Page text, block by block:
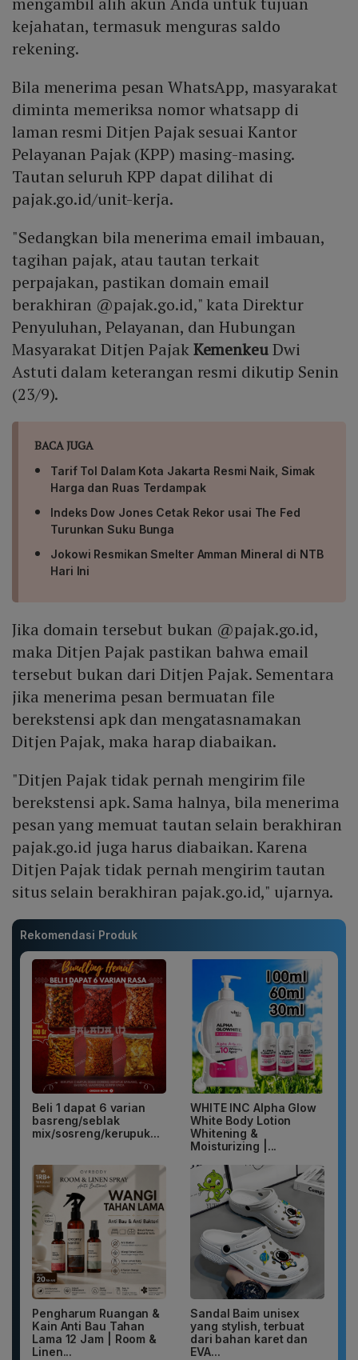
kejahatan, termasuk menguras saldo
rekening.
Bila menerima pesan WhatsApp, masyarakat
diminta memeriksa nomor whatsapp di
laman resmi Ditjen Pajak sesuai Kantor
Pelayanan Pajak (KPP) masing-masing.
Tautan seluruh KPP dapat dilihat di
pajak.go.id/unit-kerja.
"Sedangkan bila menerima email imbauan,
tagihan pajak, atau tautan terkait
perpajakan, pastikan domain email
berakhiran @pajak.go.id," kata Direktur
Penyuluhan, Pelayanan, dan Hubungan
Masyarakat Ditjen PajakKemenkeuDwi
Astuti dalam keterangan resmi dikutip Senin
(23/9).
BACA JUGA
Tarif Tol Dalam Kota Jakarta Resmi Naik, Simak
Harga dan Ruas Terdampak
Indeks Dow Jones Cetak Rekor usai The Fed
Turunkan Suku Bunga
Jokowi Resmikan Smelter Amman Mineral di NTB
Hari Ini
Jika domain tersebut bukan @pajak.go.id,
maka Ditjen Pajak pastikan bahwa email
tersebut bukan dari Ditjen Pajak. Sementara
jika menerima pesan bermuatan file
berekstensi apk dan mengatasnamakan
Ditjen Pajak, maka harap diabaikan.
"Ditjen Pajak tidak pernah mengirim file
berekstensi apk. Sama halnya, bila menerima
pesan yang memuat tautan selain berakhiran
pajak.go.id juga harus diabaikan. Karena
Ditjen Pajak tidak pernah mengirim tautan
situs selain berakhiran pajak.go.id," ujarnya.
Rekomendasi Produk
Beli 1 dapat 6 varian
basreng/seblak
mix/sosreng/kerupuk...
WHITE INC Alpha Glow
White Body Lotion
Whitening &
Moisturizing |...
Pengharum Ruangan &
Kain Anti Bau Tahan
Lama 12 Jam | Room &
Linen...
Sandal Baim unisex
yang stylish, terbuat
dari bahan karet dan
EVA...